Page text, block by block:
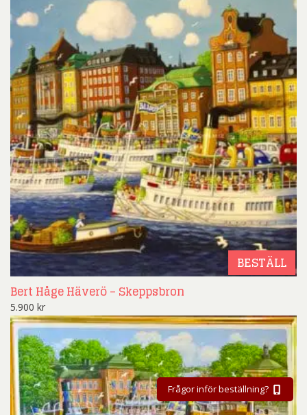
BESTÄLL
Bert Håge Häverö – Skeppsbron
5.900 kr
Frågor inför beställning?